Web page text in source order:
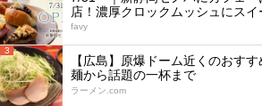
店！濃厚クロックムッシュにスイ
favy
3
【広島】原爆ドーム近くのおす
麺から話題の一杯まで
ラーメン.com